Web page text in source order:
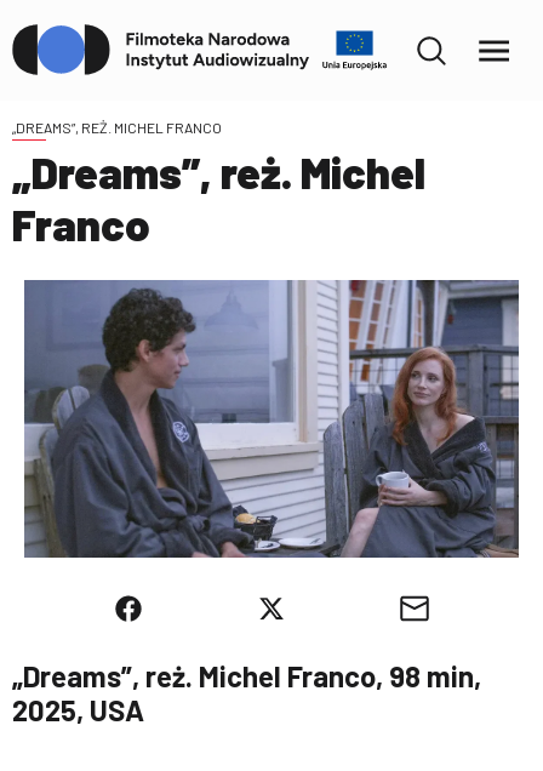
„DREAMS”, REŻ. MICHEL FRANCO
„Dreams”, reż. Michel
Franco
„Dreams”, reż. Michel Franco, 98 min,
2025, USA